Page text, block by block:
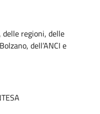
delle regioni, delle
dell’ANCI e